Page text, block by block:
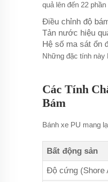
quả lên đến 22
Điều chỉnh độ
Tản nước hiệu
Hệ số ma sát ổn
Những đặc tính này
Các Tính
Bám
Bánh xe PU mang
Bất động sản
Độ cứng (Shore